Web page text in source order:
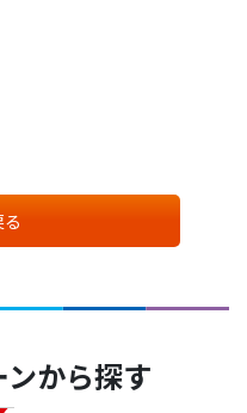
から探す